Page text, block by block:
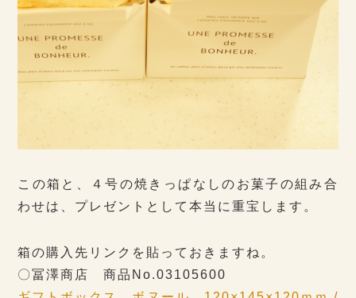
この箱と、４号の焼きっぱなしのお菓子の組み合
わせは、プレゼントとして本当に重宝します。
箱の購入先リンクを貼っておきますね。
〇冨澤商店 商品No.03105600